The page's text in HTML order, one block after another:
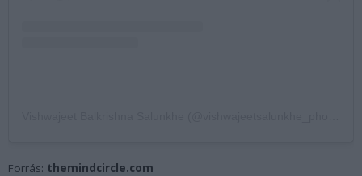
Forrás: themindcircle.com